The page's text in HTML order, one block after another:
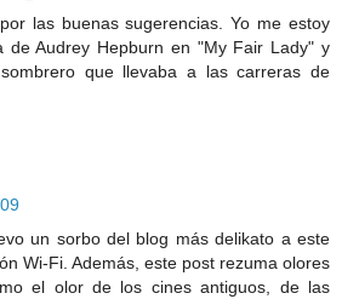
las buenas sugerencias. Yo me estoy
de Audrey Hepburn en "My Fair Lady" y
que llevaba a las carreras de
un sorbo del blog más delikato a este
Wi-Fi. Además, este post rezuma olores
el olor de los cines antiguos, de las